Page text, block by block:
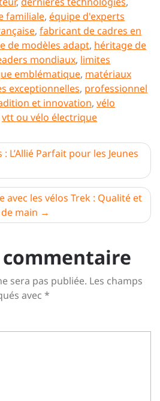
familiale, équipe d'experts
, fabricant de cadres en
de modèles adapt, héritage de
mondiaux, limites
emblématique, matériaux
exceptionnelles, professionnel
et innovation, vélo
vtt ou vélo électrique
: L’Allié Parfait pour les Jeunes
avec les vélos Trek : Qualité et
main
sera pas publiée. Les champs
avec *